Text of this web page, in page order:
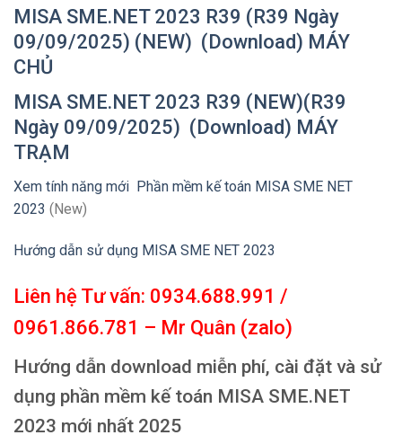
MISA SME.NET 2023 R39 (R39 Ngày
09/09/2025) (NEW) (Download) MÁY
CHỦ
MISA SME.NET 2023 R39 (NEW)(R39
Ngày 09/09/2025) (Download) MÁY
TRẠM
Xem tính năng mới Phần mềm kế toán MISA SME NET
2023 (New)
Hướng dẫn sử dụng MISA SME NET 2023
Liên hệ Tư vấn: 0934.688.991 /
0961.866.781 – Mr Quân (zalo)
Hướng dẫn download miễn phí, cài đặt và sử
dụng phần mềm kế toán MISA SME.NET
2023 mới nhất 2025